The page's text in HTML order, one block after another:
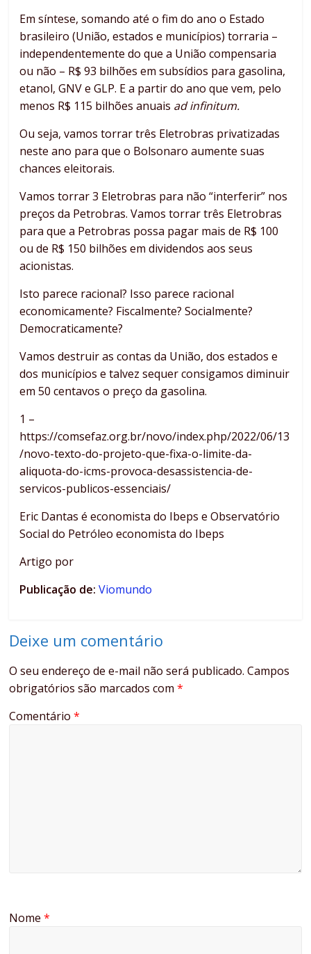
Em síntese, somando até o fim do ano o Estado
brasileiro (União, estados e municípios) torraria –
independentemente do que a União compensaria
ou não – R$ 93 bilhões em subsídios para gasolina,
etanol, GNV e GLP. E a partir do ano que vem, pelo
menos R$ 115 bilhões anuais ad infinitum.
Ou seja, vamos torrar três Eletrobras privatizadas
neste ano para que o Bolsonaro aumente suas
chances eleitorais.
Vamos torrar 3 Eletrobras para não “interferir” nos
preços da Petrobras. Vamos torrar três Eletrobras
para que a Petrobras possa pagar mais de R$ 100
ou de R$ 150 bilhões em dividendos aos seus
acionistas.
Isto parece racional? Isso parece racional
economicamente? Fiscalmente? Socialmente?
Democraticamente?
Vamos destruir as contas da União, dos estados e
dos municípios e talvez sequer consigamos diminuir
em 50 centavos o preço da gasolina.
1 –
https://comsefaz.org.br/novo/index.php/2022/06/13
/novo-texto-do-projeto-que-fixa-o-limite-da-
aliquota-do-icms-provoca-desassistencia-de-
servicos-publicos-essenciais/
Eric Dantas é economista do Ibeps e Observatório
Social do Petróleo economista do Ibeps
Artigo por
Publicação de:Viomundo
Deixe um comentário
O seu endereço de e-mail não será publicado. Campos
obrigatórios são marcados com*
Comentário*
Nome*